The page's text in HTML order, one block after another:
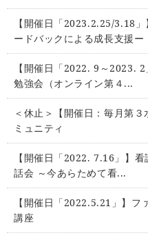
【開催日「2023.2.25/3.18
ードバックによる成長支援ー
【開催日「2022. 9～2023.
勉強会（オンライン第４...
＜休止＞【開催日：毎月第
ミュニティ
【開催日「2022. 7.16」】
話会 ～今あらためて看...
【開催日「2022.5.21」】フ
講座